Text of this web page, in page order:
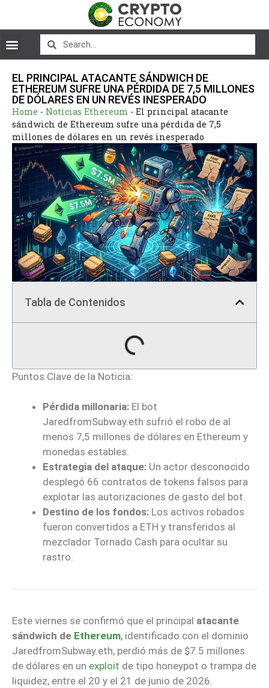
EL PRINCIPAL ATACANTE SÁNDWICH DE
ETHEREUM SUFRE UNA PÉRDIDA DE 7,5 MILLONES
DE DÓLARES EN UN REVÉS INESPERADO
Home - Noticias Ethereum - El principal atacante
sándwich de Ethereum sufre una pérdida de 7,5
millones de dólares en un revés inesperado
Tabla de Contenidos
Puntos Clave de la Noticia:
Pérdida millonaria: El bot
JaredfromSubway.eth sufrió el robo de al
menos 7,5 millones de dólares en Ethereum y
monedas estables.
Estrategia del ataque: Un actor desconocido
desplegó 66 contratos de tokens falsos para
explotar las autorizaciones de gasto del bot.
Destino de los fondos: Los activos robados
fueron convertidos a ETH y transferidos al
mezclador Tornado Cash para ocultar su
rastro.
Este viernes se confirmó que el principal atacante
sándwich de Ethereum, identificado con el dominio
JaredfromSubway.eth, perdió más de $7.5 millones
de dólares en un exploit de tipo honeypot o trampa de
liquidez, entre el 20 y el 21 de junio de 2026.